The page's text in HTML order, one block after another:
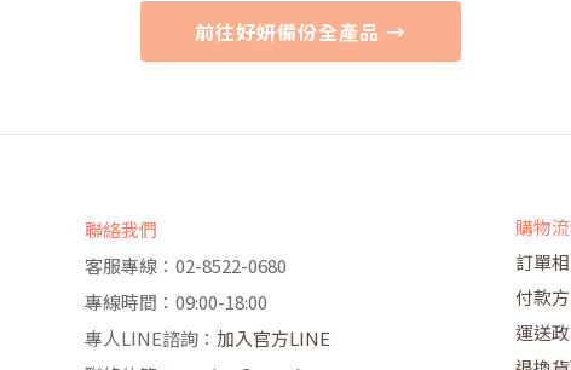
前往好妍備份全產品 →
聯絡我們
客服專線：02-8522-0680
專線時間：09:00-18:00
專人LINE諮詢： 加入官方LINE
購物
訂單
付款
運送